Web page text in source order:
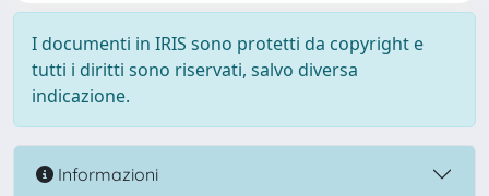
I documenti in IRIS sono protetti da copyright e
tutti i diritti sono riservati, salvo diversa
indicazione.
Informazioni